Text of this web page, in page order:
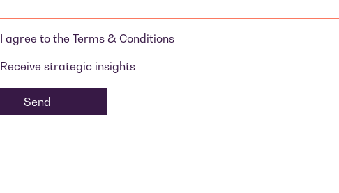
I agree to the Terms & Conditions
Receive strategic insights